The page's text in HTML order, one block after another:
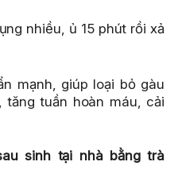
nhiều, ủ 15 phút rồi xả
mạnh, giúp loại bỏ gàu
tuần hoàn máu, cải
sinh tại nhà bằng trà